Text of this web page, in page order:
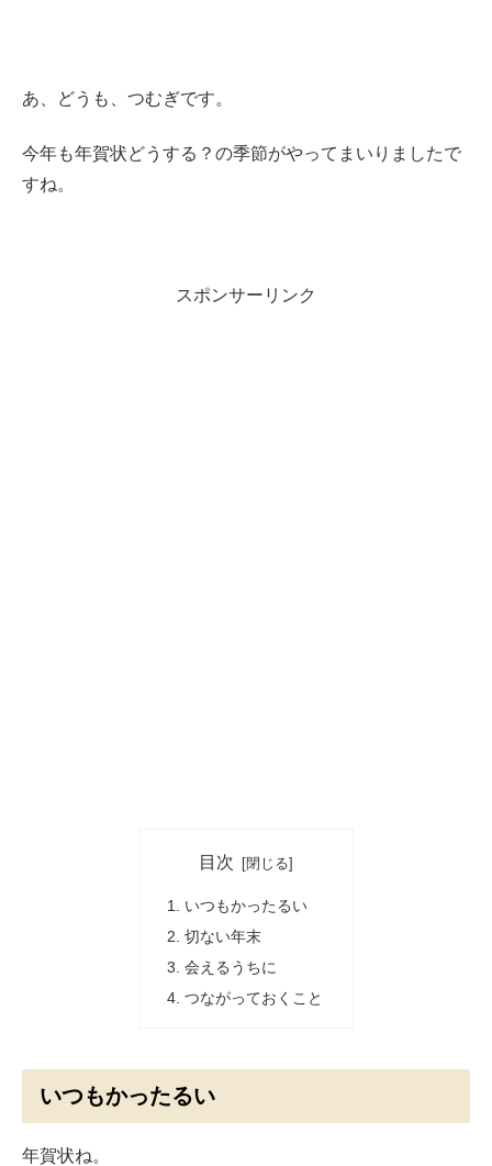
あ、どうも、つむぎです。
今年も年賀状どうする？の季節がやってまいりましたで
すね。
スポンサーリンク
目次
いつもかったるい
切ない年末
会えるうちに
つながっておくこと
いつもかったるい
年賀状ね。